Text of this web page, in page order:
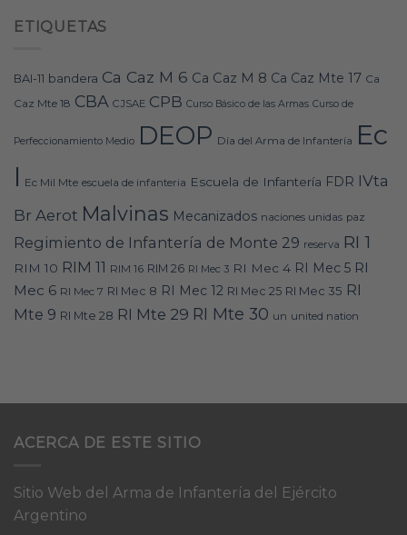
ETIQUETAS
BAI-11 bandera Ca Caz M 6 Ca Caz M 8 Ca Caz Mte 17 Ca
Caz Mte 18 CBA CJSAE CPB Curso Básico de las Armas Curso de
Perfeccionamiento Medio DEOP Día del Arma de Infantería Ec
I Ec Mil Mte escuela de infanteria Escuela de Infantería FDR IVta
Br Aerot Malvinas Mecanizados naciones unidas paz
Regimiento de Infantería de Monte 29 reserva RI 1
RIM 10 RIM 11 RIM 16 RIM 26 RI Mec 3 RI Mec 4 RI Mec 5 RI
Mec 6 RI Mec 7 RI Mec 8 RI Mec 12 RI Mec 25 RI Mec 35 RI
Mte 9 RI Mte 28 RI Mte 29 RI Mte 30 un united nation
ACERCA DE ESTE SITIO
Sitio Web del Arma de Infantería del Ejército
Argentino